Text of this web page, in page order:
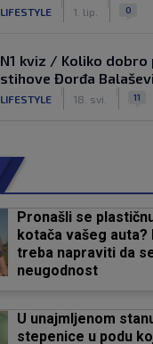
LIFESTYLE 1. lip. 0
N1 kviz / Koliko dobro
stihove Đorđa
LIFESTYLE 18. svi. 11
Pronašli se
kotača vašeg auta?
treba napraviti da
neugodnost
U unajmljenom
stepenice u podu